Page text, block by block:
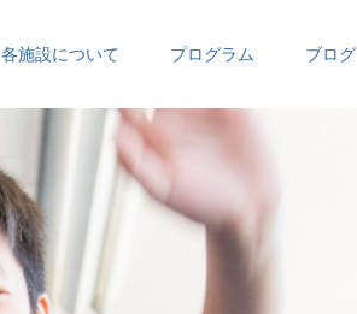
各施設について プログラム ブログ